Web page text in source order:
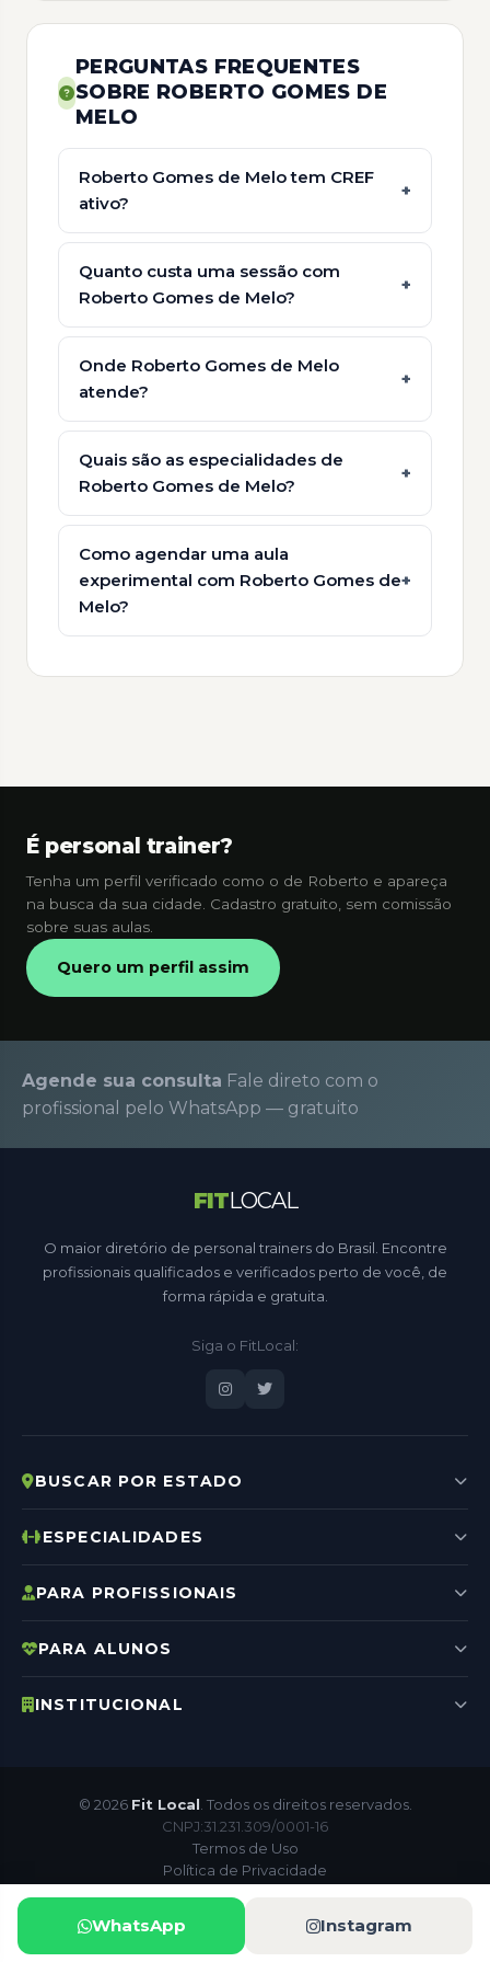
PERGUNTAS FREQUENTES
SOBRE ROBERTO GOMES DE
MELO
Roberto Gomes de Melo tem CREF
ativo?
Quanto custa uma sessão com
Roberto Gomes de Melo?
Onde Roberto Gomes de Melo
atende?
Quais são as especialidades de
Roberto Gomes de Melo?
Como agendar uma aula
experimental com Roberto Gomes de
Melo?
WhatsApp Instagram
É personal trainer?
Tenha um perfil verificado como o de Roberto e apareça
na busca da sua cidade. Cadastro gratuito, sem comissão
sobre suas aulas.
Quero um perfil assim
Agende sua consulta Fale direto com o
profissional pelo WhatsApp — gratuito
FITLOCAL
O maior diretório de personal trainers do Brasil. Encontre
profissionais qualificados e verificados perto de você, de
forma rápida e gratuita.
Siga o FitLocal:
BUSCAR POR ESTADO
ESPECIALIDADES
PARA PROFISSIONAIS
PARA ALUNOS
INSTITUCIONAL
© 2026 Fit Local . Todos os direitos reservados.
CNPJ:31.231.309/0001-16
Termos de Uso
Política de Privacidade
Site Seguro LGPD